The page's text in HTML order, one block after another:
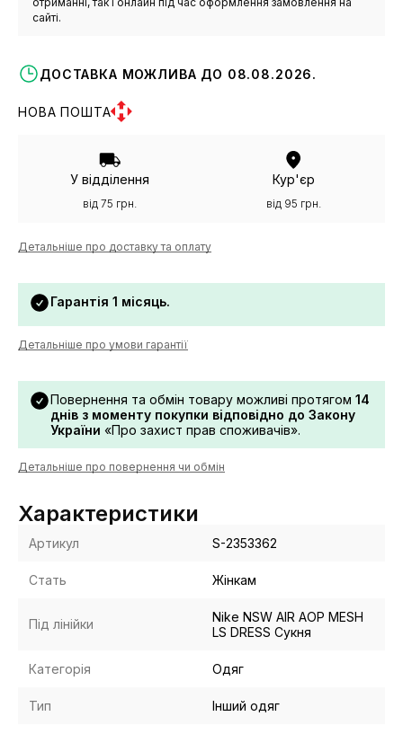
сайті.
ДОСТАВКА МОЖЛИВА ДО 08.08.2026.
НОВА ПОШТА
У відділення
від 75 грн.
Кур'єр
від 95 грн.
Детальніше про доставку та оплату
Гарантія 1 місяць.
Детальніше про умови гарантії
Повернення та обмін товару можливі протягом 14
днів з моменту покупки відповідно до Закону
України «Про захист прав споживачів».
Детальніше про повернення чи обмін
Характеристики
Артикул S-2353362
Стать Жінкам
Під лінійки
Nike NSW AIR AOP MESH
LS DRESS Сукня
Категорія Одяг
Тип Інший одяг